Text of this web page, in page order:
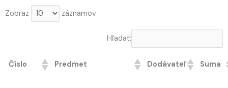
Zobraz záznamov
Hľadať:
Číslo Predmet Dodávateľ Suma